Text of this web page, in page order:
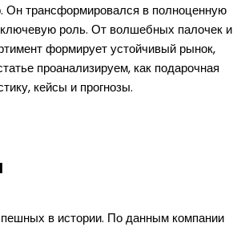
Он трансформировался в полноценную
роль. От волшебных палочек и
формирует устойчивый рынок,
проанализируем, как подарочная
кейсы и прогнозы.
в истории. По данным компании